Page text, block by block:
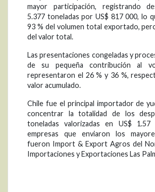
mayor participación, registrando
5.377 toneladas por US$ 817 000, lo
93 % del volumen total exportado,
del valor total.
Las presentaciones congeladas y
de su pequeña contribución al
representaron el 26 % y 36 %,
valor acumulado.
Chile fue el principal importador de
concentrar la totalidad de los
toneladas valorizadas en US$ 1.57
empresas que enviaron los
fueron Import & Export Agros del
Importaciones y Exportaciones Las